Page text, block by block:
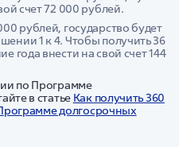
счет 72 000 рублей.
рублей, государство будет
1 к 4. Чтобы получить 36
года внести на свой счет 144
по Программе
в статье Как получить 360
долгосрочных